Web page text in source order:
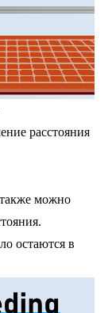
расстояния
можно
остаются в